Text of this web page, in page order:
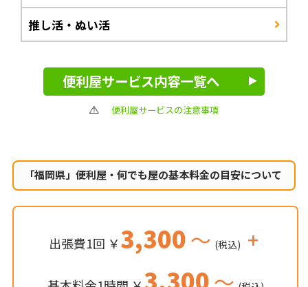
推し活・ぬい活
便利屋サービス内容一覧へ
便利屋サービスの注意事項
「福岡県」便利屋・何でも屋の基本料金の目安について
出張費1回 ￥3,300～ (税込) +
3,300